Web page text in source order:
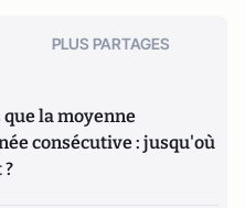
PLUS PARTAGES
la moyenne
consécutive : jusqu'où